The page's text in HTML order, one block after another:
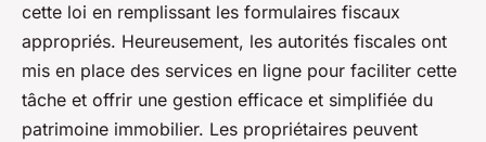
cette loi en remplissant les formulaires fiscaux
appropriés. Heureusement, les autorités fiscales ont
mis en place des services en ligne pour faciliter cette
tâche et offrir une gestion efficace et simplifiée du
patrimoine immobilier. Les propriétaires peuvent